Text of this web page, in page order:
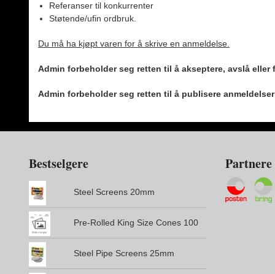
Referanser til konkurrenter
Støtende/ufin ordbruk.
Du må ha kjøpt varen for å skrive en anmeldelse.
Admin forbeholder seg retten til å akseptere, avslå
Admin forbeholder seg retten til å publisere
Bestselgere
Steel Screens 20mm
Pre-Rolled King Size Cones 100
Steel Pipe Screens 25mm
Partnere